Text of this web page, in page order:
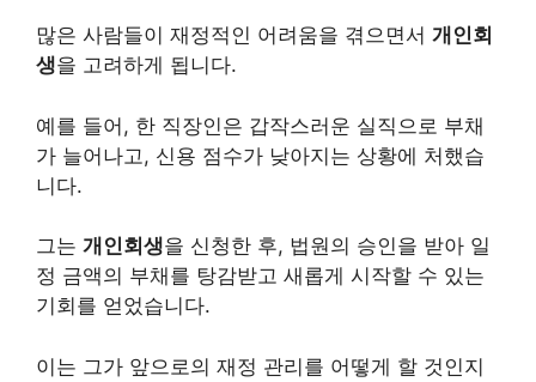
많은 사람들이 재정적인 어려움을 겪으면서 개인회
생을 고려하게 됩니다.
예를 들어, 한 직장인은 갑작스러운 실직으로 부채
가 늘어나고, 신용 점수가 낮아지는 상황에 처했습
니다.
그는 개인회생을 신청한 후, 법원의 승인을 받아 일
정 금액의 부채를 탕감받고 새롭게 시작할 수 있는
기회를 얻었습니다.
이는 그가 앞으로의 재정 관리를 어떻게 할 것인지